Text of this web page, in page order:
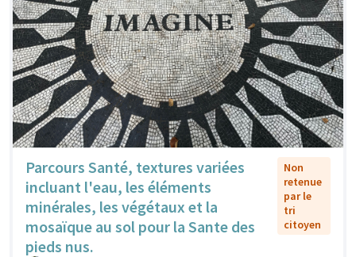
Parcours Santé, textures variées
incluant l'eau, les éléments
minérales, les végétaux et la
mosaïque au sol pour la Sante des
pieds nus.
Non
retenue
par le
tri
citoyen